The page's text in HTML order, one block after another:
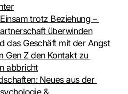
trotz Beziehung –
überwinden
das Geschäft mit der Angst
Gen Z den Kontakt zu
abbricht
Neues aus der
&